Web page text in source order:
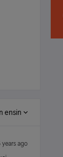
ensin
ago